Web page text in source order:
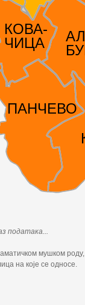
података...
мушком роду,
на које се односе.